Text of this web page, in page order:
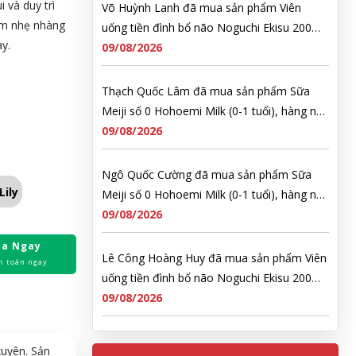
và duy trì
nhẹ nhàng
Ngay
toán ngay
Sản
Võ Huỳnh Lanh đã mua sản phẩm Viên
uống tiền đình bổ não Noguchi Ekisu 200
Viên
09/08/2026
Thạch Quốc Lâm đã mua sản phẩm Sữa
Meiji số 0 Hohoemi Milk (0-1 tuổi), hàng nội
địa Nhật (hộp thiếc 800g)
09/08/2026
Ngô Quốc Cường đã mua sản phẩm Sữa
Meiji số 0 Hohoemi Milk (0-1 tuổi), hàng nội
địa Nhật (hộp thiếc 800g)
09/08/2026
Lê Công Hoàng Huy đã mua sản phẩm Viên
uống tiền đình bổ não Noguchi Ekisu 200
Viên
09/08/2026
Hoàng Nhật Nam đã mua sản phẩm Sữa